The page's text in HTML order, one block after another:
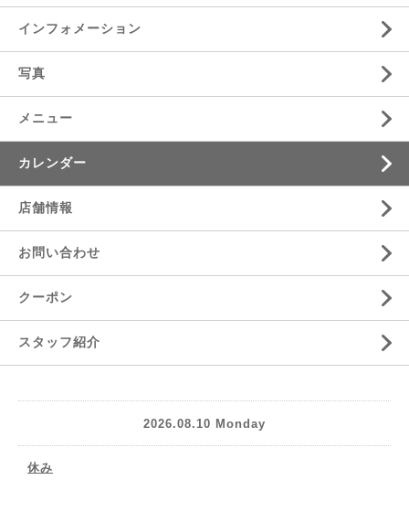
インフォメーション
写真
メニュー
カレンダー
店舗情報
お問い合わせ
クーポン
スタッフ紹介
2026.08.10 Monday
休み